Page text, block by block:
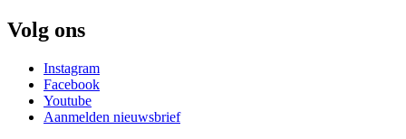
Volg ons
Instagram
Facebook
Youtube
Aanmelden nieuwsbrief